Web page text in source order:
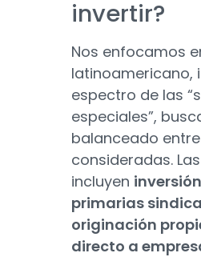
invertir?
Nos enfocamos
latinoamericano,
espectro de las
especiales”,
balanceado
consideradas.
incluyen
primarias
originación
directo a